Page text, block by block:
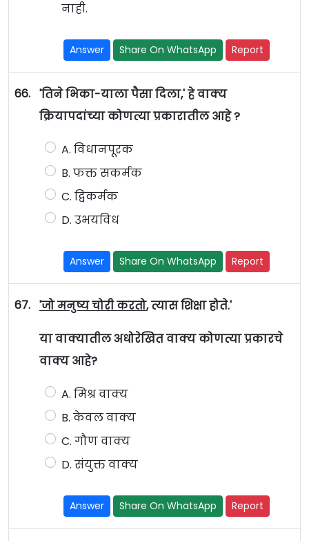
नाही.
Answer Share On WhatsApp Report
66. 'तिने भिका-याला पैसा दिला,' हे वाक्य
क्रियापदांच्या कोणत्या प्रकारातील आहे ?
A. विधानपूरक
B. फक्त सकर्मक
C. द्विकर्मक
D. उभयविध
Answer Share On WhatsApp Report
67. 'जो मनुष्य चोरी करतो, त्यास शिक्षा होते.'
या वाक्यातील अधोरेखित वाक्य कोणत्या प्रकारचे
वाक्य आहे?
A. मिश्र वाक्य
B. केवल वाक्य
C. गौण वाक्य
D. संयुक्त वाक्य
Answer Share On WhatsApp Report